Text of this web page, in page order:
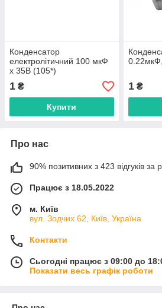
Конденсатор
електролітичний 100 мкФ
х 35В (105*)
1 ₴
Купити
1₴
Про нас
90% позитивних з 423 відгуків за
Працює з 18.05.2022
м. Київ
вул. Зодчих 62, Київ, Україна
Контакти
Сьогодні працює з 09:00 до
Показати весь графік роботи